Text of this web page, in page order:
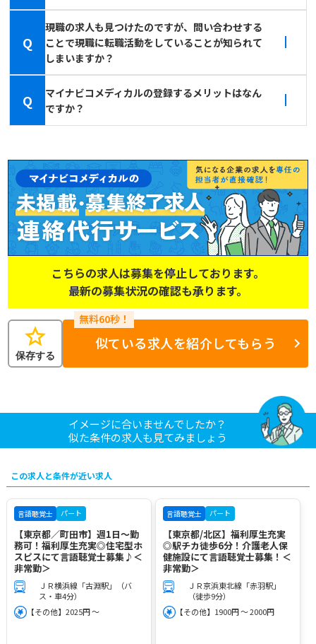
Q
現職の求人も見つけたのですが、問い合わせする
ことで現職に転職活動をしていることが知られて
しまいますか？
Q
マイナビコメディカルの登録するメリットはなん
ですか？
こちらの求人は募集を停止しております。
最新の募集状況の確認も承ります。
star
保存する
似ている求人を紹介してもらう
イメージに合いませんでしたか？
似た条件の求人も見てみましょう
この求人と条件が近い求人
言語聴覚士 パート
【東京都／町田市】週1日～勤
務可！福利厚生充実◎住宅型ホ
スピスにて言語聴覚士募集♪＜
非常勤＞
ＪＲ横浜線「古淵駅」（バ
ス・車4分）
【その他】2025円 ～
言語聴覚士 パート
【東京都/北区】福利厚生充実
◎駅チカ徒歩6分！介護老人保
健施設にて言語聴覚士募集！＜
非常勤＞
ＪＲ京浜東北線「赤羽駅」
（徒歩9分）
【その他】1900円 ～ 2000円